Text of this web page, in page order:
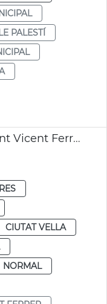
PALESTÍ
BRL Casa natalicia de Sant Vicent Ferrer
CIUTAT VELLA
NORMAL